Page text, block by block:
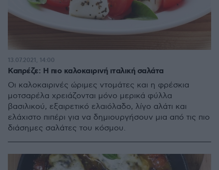
Καπρέζε: Η πιο καλοκαιρινή ιταλική σαλάτα
Οι καλοκαιρινές ώριμες ντομάτες και η φρέσκια
μοτσαρέλα χρειάζονται μόνο μερικά φύλλα
βασιλικού, εξαιρετικό ελαιόλαδο, λίγο αλάτι και
ελάχιστο πιπέρι για να δημιουργήσουν μια από τις πιο
διάσημες σαλάτες του κόσμου.
13.07.2021, 14:00